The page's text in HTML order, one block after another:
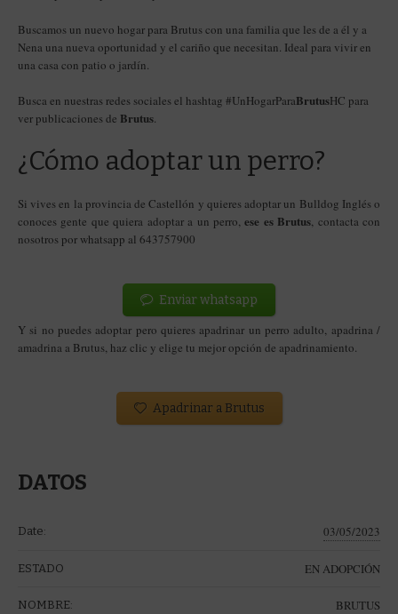
Buscamos un nuevo hogar para Brutus con una familia que les de a él y a
Nena una nueva oportunidad y el cariño que necesitan. Ideal para vivir en
una casa con patio o jardín.
Busca en nuestras redes sociales el hashtag #UnHogarParaBrutusHC para
ver publicaciones de Brutus
¿Cómo adoptar un perro?
Si vives en la provincia de Castellón y quieres adoptar un Bulldog Inglés o
conoces gente que quiera adoptar a un perro,ese es Brutus , contacta con
nosotros por whatsapp al 643757900
Enviar whatsapp
Y si no puedes adoptar pero quieres apadrinar un perro adulto, apadrina /
amadrina a Brutus , haz clic y elige tu mejor opción de apadrinamiento.
Apadrinar a Brutus
DATOS
Date: 03/05/2023
ESTADO EN ADOPCIÓN
NOMBRE: BRUTUS